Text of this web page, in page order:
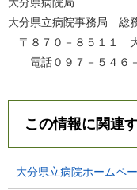
大分県立病院事務局 総
〒８７０－８５１１
電話０９７－５４６
この情報に関連
大分県立病院ホームペ